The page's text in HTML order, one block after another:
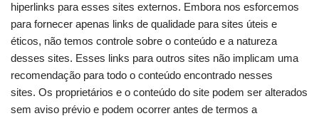
hiperlinks para esses sites externos. Embora nos esforcemos
para fornecer apenas links de qualidade para sites úteis e
éticos, não temos controle sobre o conteúdo e a natureza
desses sites. Esses links para outros sites não implicam uma
recomendação para todo o conteúdo encontrado nesses
sites. Os proprietários e o conteúdo do site podem ser alterados
sem aviso prévio e podem ocorrer antes de termos a